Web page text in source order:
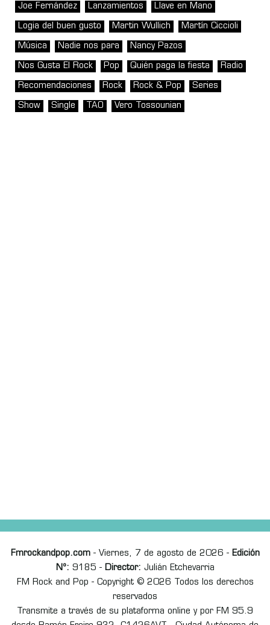
Joe Fernández Lanzamientos Llave en Mano
Logia del buen gusto Martin Wullich Martín Ciccioli
Música Nadie nos para Nancy Pazos
Nos Gusta El Rock Pop Quién paga la fiesta Radio
Recomendaciones Rock Rock & Pop Series
Show Single TAO Vero Tossounian
Fmrockandpop.com- Viernes, 7 de agosto de 2026 - Edición
Nº: 9185 - Director: Julián Etchevarria
FM Rock and Pop - Copyright © 2026 Todos los derechos
reservados
Transmite a través de su plataforma online y por FM 95.9